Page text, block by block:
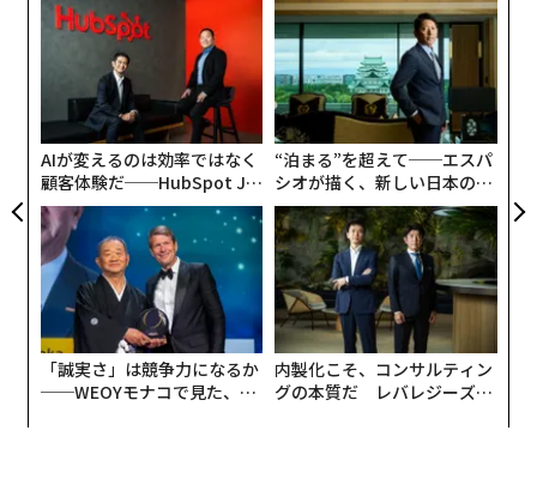
か。正確に言えばそうではない。とはいえ、新型コロナ
がもたらし得る影響や、夏の感染拡大がまた起こる可能
性にについて、わたしたちが引き続き注意を払うようあ
らためて警鐘を鳴らすものではある。
AIが変えるのは効率ではなく
顧客体験だ──HubSpot Ja
panが語る「Grow Better」
な組織のつくり方
“泊まる”を超えて──エスパ
シオが描く、新しい日本のラ
グジュアリー（前編）
「誠実さ」は競争力になるか
──WEOYモナコで見た、く
内製化こそ、コンサルティン
グの本質だ レバレジーズが